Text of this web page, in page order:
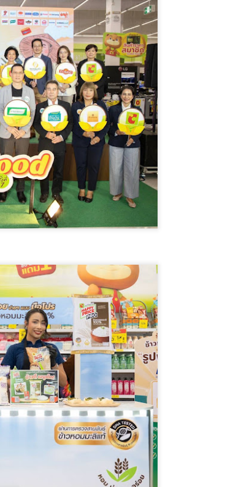
รมการศาสนา
รมการส่งเสริม
รขับเคลื่อนแผน
.ศ. 2566–2570)
ความมั่นคง
ดับเทคโนโลยี
งงานไทย ผสาน
าคต
ณูเพื่อสันติ (ปส.)
ยว กำชับกรม
ซ้ำ
17 เดินหน้าขับ
ระดับมาตรฐาน